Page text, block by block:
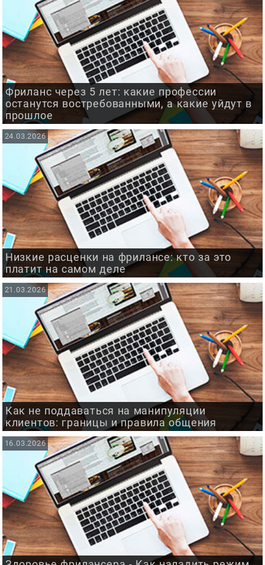
Фриланс через 5 лет: какие профессии
останутся востребованными, а какие уйдут в
прошлое
Низкие расценки на фрилансе: кто за это
платит на самом деле
24.03.2026
Как не поддаваться на манипуляции
клиентов: границы и правила общения
21.03.2026
16.03.2026